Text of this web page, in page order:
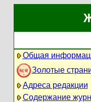
Общая
Золотые
Адреса редакции
Содержание